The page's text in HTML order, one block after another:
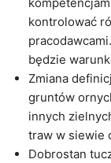
kontrolować
będzie
Zmiana
gruntów
innych
traw w siewie
Dobrostan